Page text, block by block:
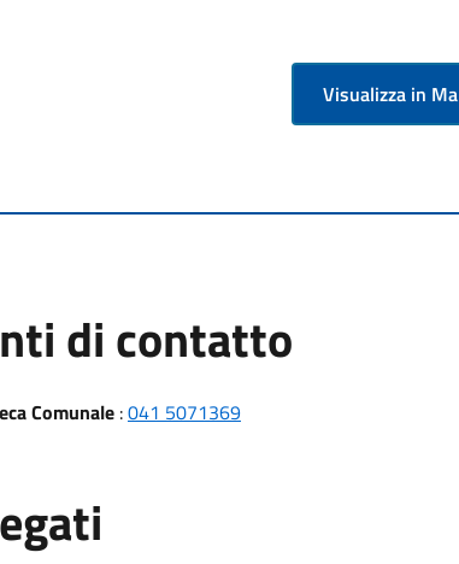
Visualizza in
di contatto
Comunale:041 5071369